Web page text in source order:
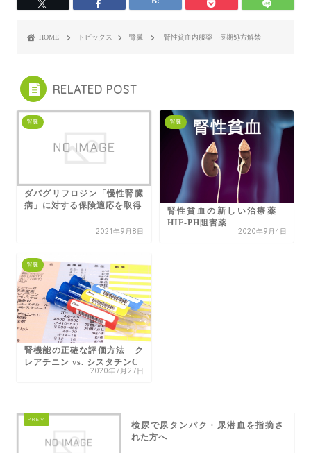
HOME トピックス 腎臓 腎性貧血内服薬 長期処方解禁
RELATED POST
腎臓
ダパグリフロジン「慢性腎臓
病」に対する保険適応を取得
2021年9月8日
腎臓
腎性貧血の新しい治療薬
HIF-PH阻害薬
2020年9月4日
腎臓
腎機能の正確な評価方法 ク
レアチニン vs. シスタチンC
2020年7月27日
検尿で尿タンパク・尿潜血を指摘さ
れた方へ